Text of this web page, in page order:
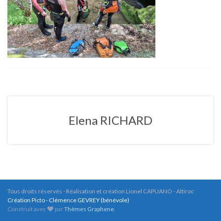
Elena RICHARD
Tous droits réservés - Réalisation et création Lionel CAPUANO - Altiroc
Création Picto - Clémence GEVREY (bénévole)
Construit avec
parThèmes Graphene